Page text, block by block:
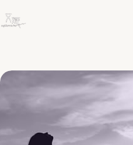
至
容